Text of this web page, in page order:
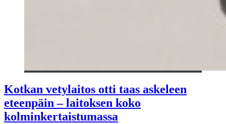
Kotkan vetylaitos otti taas askeleen
eteenpäin – laitoksen koko
kolminkertaistumassa